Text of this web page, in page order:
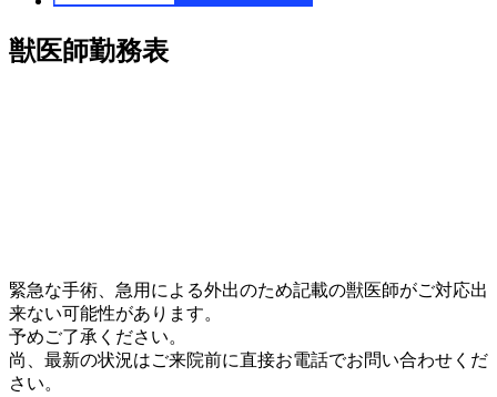
獣医師勤務表
緊急な手術、急用による外出のため記載の獣医師がご対応出
来ない可能性があります。
予めご了承ください。
尚、最新の状況はご来院前に直接お電話でお問い合わせくだ
さい。